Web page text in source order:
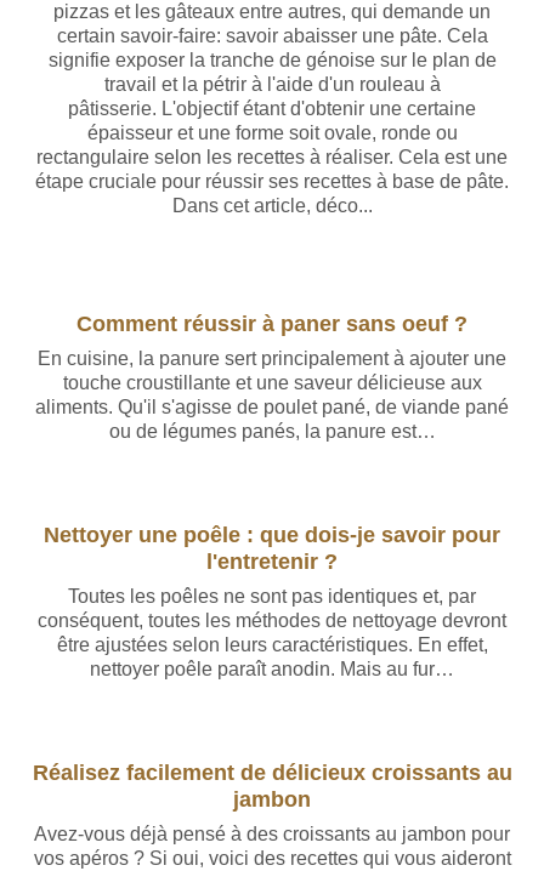
pizzas et les gâteaux entre autres, qui demande un
certain savoir-faire: savoir abaisser une pâte. Cela
signifie exposer la tranche de génoise sur le plan de
travail et la pétrir à l'aide d'un rouleau à
pâtisserie. L'objectif étant d'obtenir une certaine
épaisseur et une forme soit ovale, ronde ou
rectangulaire selon les recettes à réaliser. Cela est une
étape cruciale pour réussir ses recettes à base de pâte.
Dans cet article, déco...
Comment réussir à paner sans oeuf ?
En cuisine, la panure sert principalement à ajouter une
touche croustillante et une saveur délicieuse aux
aliments. Qu'il s'agisse de poulet pané, de viande pané
ou de légumes panés, la panure est…
Nettoyer une poêle : que dois-je savoir pour
l'entretenir ?
Toutes les poêles ne sont pas identiques et, par
conséquent, toutes les méthodes de nettoyage devront
être ajustées selon leurs caractéristiques. En effet,
nettoyer poêle paraît anodin. Mais au fur…
Réalisez facilement de délicieux croissants au
jambon
Avez-vous déjà pensé à des croissants au jambon pour
vos apéros ? Si oui, voici des recettes qui vous aideront